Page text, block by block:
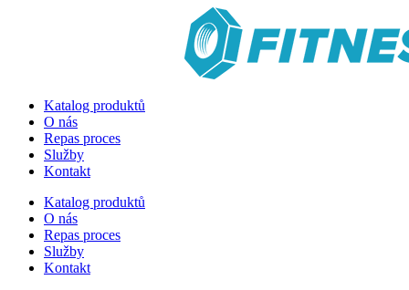
Katalog produktů
O nás
Repas proces
Služby
Kontakt
Katalog produktů
O nás
Repas proces
Služby
Kontakt